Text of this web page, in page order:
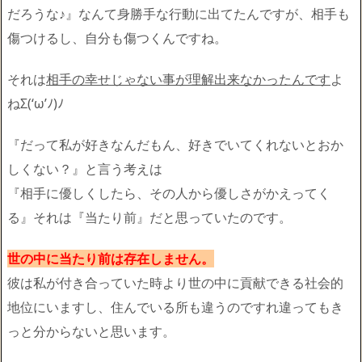
だろうな♪』なんて身勝手な行動に出てたんですが、相手も
傷つけるし、自分も傷つくんですね。
それは相手の幸せじゃない事が理解出来なかったんですよ
ねΣ(‘ω’ﾉ)ﾉ
『だって私が好きなんだもん、好きでいてくれないとおか
しくない？』と言う考えは
『相手に優しくしたら、その人から優しさがかえってく
る』それは『当たり前』だと思っていたのです。
世の中に当たり前は存在しません。
彼は私が付き合っていた時より世の中に貢献できる社会的
地位にいますし、住んでいる所も違うのですれ違ってもき
っと分からないと思います。